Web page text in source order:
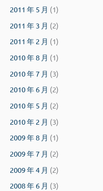
2011 年 5 月 (1)
2011 年 3 月 (2)
2011 年 2 月 (1)
2010 年 8 月 (1)
2010 年 7 月 (3)
2010 年 6 月 (2)
2010 年 5 月 (2)
2010 年 2 月 (3)
2009 年 8 月 (1)
2009 年 7 月 (2)
2009 年 4 月 (2)
2008 年 6 月 (3)